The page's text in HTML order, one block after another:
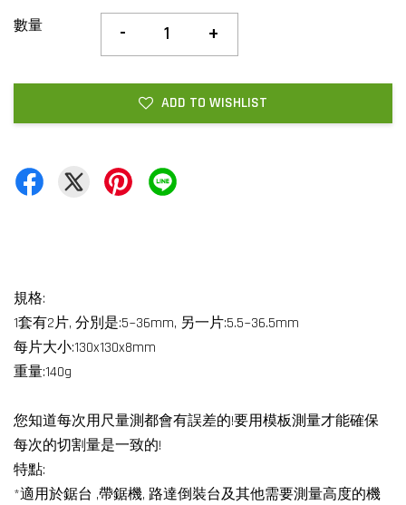
數量 - +
ADD TO WISHLIST
規格:
1套有2片, 分別是:5~36mm, 另一片:5.5~36.5mm
每片大小:130x130x8mm
重量:140g
您知道每次用尺量測都會有誤差的!要用模板測量才能確保
每次的切割量是一致的!
特點:
*適用於鋸台 ,帶鋸機, 路達倒裝台及其他需要測量高度的機